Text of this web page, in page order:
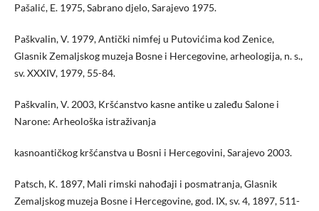
Pašalić, E. 1975, Sabrano djelo, Sarajevo 1975.
Paškvalin, V. 1979, Antički nimfej u Putovićima kod Zenice,
Glasnik Zemaljskog muzeja Bosne i Hercegovine, arheologija, n. s.,
sv. XXXIV, 1979, 55-84.
Paškvalin, V. 2003, Kršćanstvo kasne antike u zaleđu Salone i
Narone: Arheološka istraživanja
kasnoantičkog kršćanstva u Bosni i Hercegovini, Sarajevo 2003.
Patsch, K. 1897, Mali rimski nahođaji i posmatranja, Glasnik
Zemaljskog muzeja Bosne i Hercegovine, god. IX, sv. 4, 1897, 511-